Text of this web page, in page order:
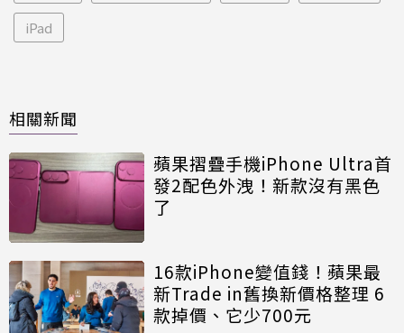
iPad
相關新聞
蘋果摺疊手機iPhone Ultra首
發2配色外洩！新款沒有黑色
了
16款iPhone變值錢！蘋果最
新Trade in舊換新價格整理 6
款掉價、它少700元